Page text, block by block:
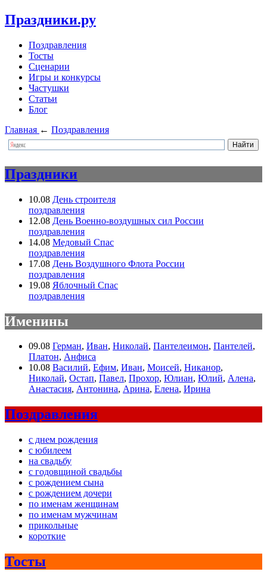
Праздники.ру
Поздравления
Тосты
Сценарии
Игры и конкурсы
Частушки
Статьи
Блог
Главная ← Поздравления
Праздники
10.08 День строителя
поздравления
12.08 День Военно-воздушных сил России
поздравления
14.08 Медовый Спас
поздравления
17.08 День Воздушного Флота России
поздравления
19.08 Яблочный Спас
поздравления
Именины
09.08 Герман, Иван, Николай, Пантелеимон, Пантелей,
Платон, Анфиса
10.08 Василий, Ефим, Иван, Моисей, Никанор,
Николай, Остап, Павел, Прохор, Юлиан, Юлий, Алена,
Анастасия, Антонина, Арина, Елена, Ирина
Поздравления
с днем рождения
с юбилеем
на свадьбу
с годовщиной свадьбы
с рождением сына
с рождением дочери
по именам женщинам
по именам мужчинам
прикольные
короткие
Тосты